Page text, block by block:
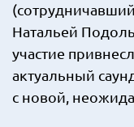
Натальей
участие
актуальный
с новой,